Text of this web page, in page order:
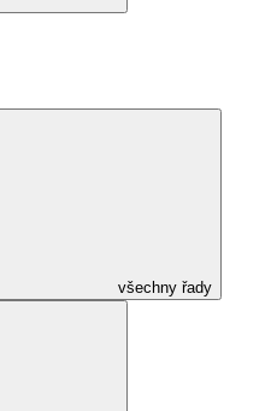
všechny řady